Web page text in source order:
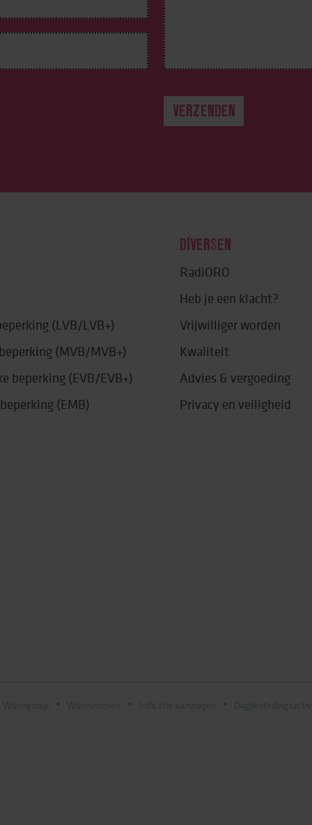
(LVB/LVB+)
(MVB/MVB+)
beperking (EVB/EVB+)
(EMB)
DIVERSEN
RadiORO
Heb je een klacht?
Vrijwilliger worden
Kwaliteit
Advies & vergoeding
Privacy en veiligheid